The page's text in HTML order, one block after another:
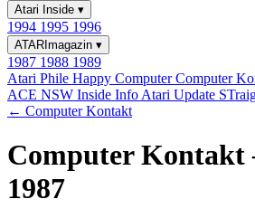
Atari Inside ▾
1994 1995 1996
ATARImagazin ▾
1987 1988 1989
Atari Phile Happy ComputerComputer
ACE NSW Inside Info Atari Update
← Computer Kontakt
Computer Kontakt
1987